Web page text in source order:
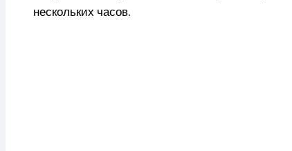
нескольких часов.